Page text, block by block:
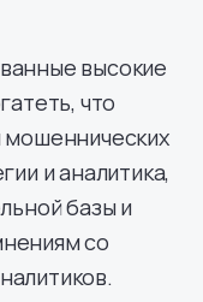
высокие
что
мошеннических
и аналитика,
базы и
со